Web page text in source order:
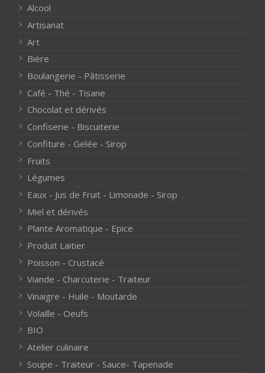
Alcool
Artisanat
Art
Bière
Boulangerie - Pâtisserie
Café - Thé - Tisane
Chocolat et dérivés
Confiserie - Biscuiterie
Confiture - Gelée - Sirop
Fruits
Légumes
Eaux - Jus de Fruit - Limonade - Sirop
Miel et dérivés
Plante Aromatique - Epice
Produit Laitier
Poisson - Crustacé
Viande - Charcuterie - Traiteur
Vinaigre - Huile - Moutarde
Volaille - Oeufs
BIO
Atelier culinaire
Soupe - Traiteur - Sauce- Tapenade